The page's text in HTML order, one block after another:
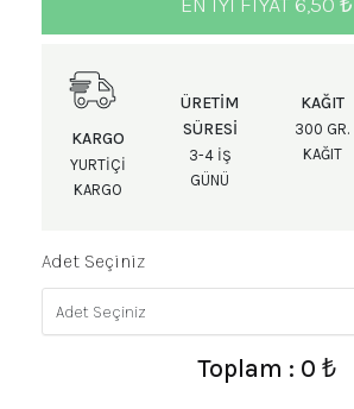
KARGO
YURTIÇI
KARGO
ÜRETIM
SÜRESI
3-4 IŞ
GÜNÜ
KAĞIT
300 GR.
KAĞIT
Adet Seçiniz
Toplam : 0 ₺